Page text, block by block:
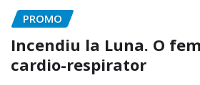
PROMO
Incendiu la Luna. O
cardio-respirator